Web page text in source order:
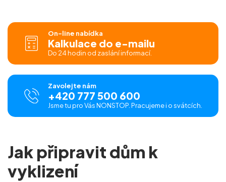
On-line nabídka
Kalkulace do e-mailu
Do 24 hodin od zaslání informací.
Zavolejte nám
+420 777 500 600
Jsme tu pro Vás NONSTOP. Pracujeme i o svátcích.
Jak připravit dům k
vyklizení